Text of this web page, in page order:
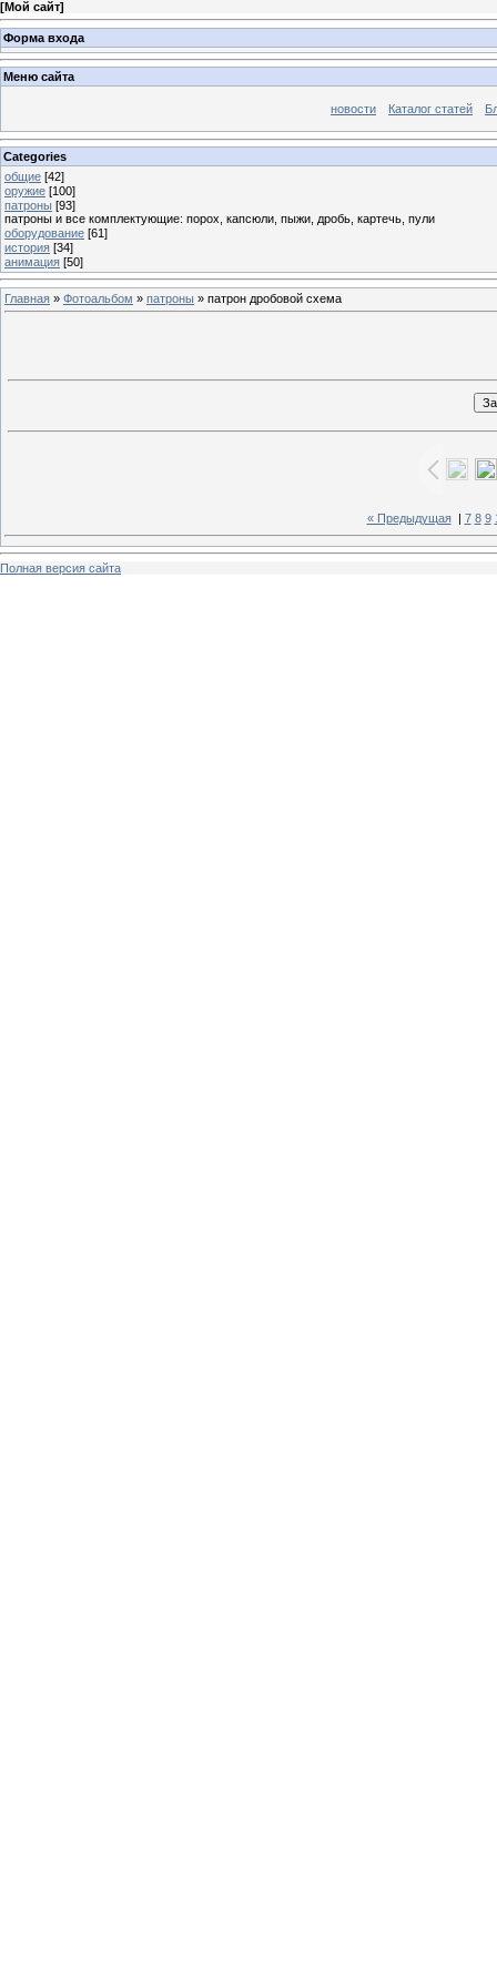
[Мой сайт]
Форма входа
Меню сайта
новости Каталог статей
Categories
общие [42]
оружие [100]
патроны [93]
патроны и все комплектующие: порох, капсюли, пыжи, дробь, картечь, пули
оборудование [61]
история [34]
анимация [50]
Главная » Фотоальбом » патроны » патрон дробовой схема
« Предыдущая| 7 8 9
Полная версия сайта